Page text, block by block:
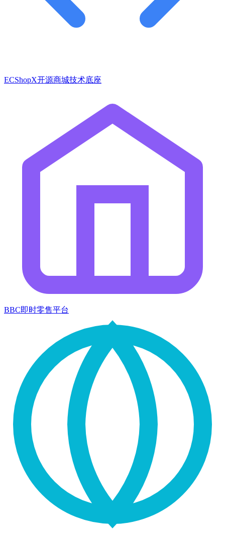
ECShopX开源商城技术底座
BBC即时零售平台